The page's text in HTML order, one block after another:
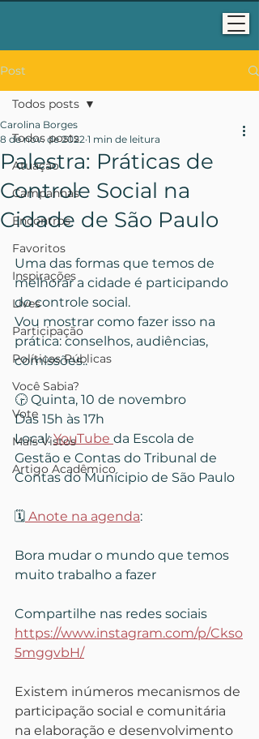
Post
Todos posts
Atuação
Campanhas
Encontros
Favoritos
Inspirações
Lives
Participação
Políticas Públicas
Você Sabia?
Vote
Mais Vistos
Artigo Acadêmico
Todos posts
Palestra: Práticas de
Controle Social na
Cidade de São Paulo
Carolina Borges
8 de nov. de 2022 1 min de leitura
Uma das formas que temos de
melhorar a cidade é participando
do controle social.
Vou mostrar como fazer isso na
prática: conselhos, audiências,
comissões..
🕞 Quinta, 10 de novembro
Das 15h às 17h
Local: YouTube da Escola de
Gestão e Contas do Tribunal de
Contas do Munícipio de São Paulo
🗓️ Anote na agenda:
Bora mudar o mundo que temos
muito trabalho a fazer
Compartilhe nas redes sociais
https://www.instagram.com/p/Ckso
5mggvbH/
Existem inúmeros mecanismos de
participação social e comunitária
na elaboração e desenvolvimento